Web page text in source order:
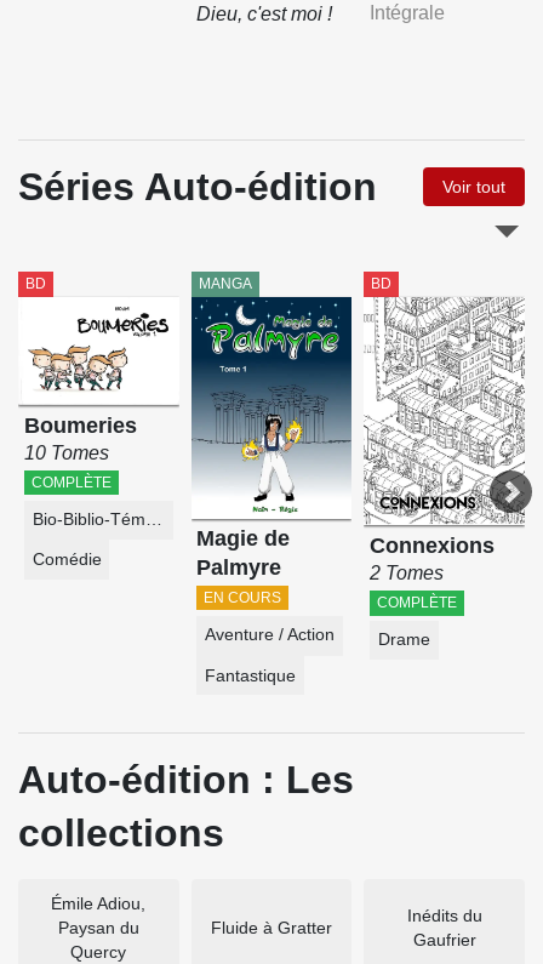
Dieu, c'est moi ! Intégrale
Séries Auto-édition Voir tout
BD
Boumeries
10 Tomes
COMPLÈTE
Bio-Biblio-Témoignage
Comédie
MANGA
Magie de
Palmyre
EN COURS
Aventure / Action
Fantastique
BD
Connexions
2 Tomes
COMPLÈTE
Drame
Auto-édition : Les
collections
Émile Adiou,
Paysan du
Quercy
Fluide à Gratter
Inédits du
Gaufrier